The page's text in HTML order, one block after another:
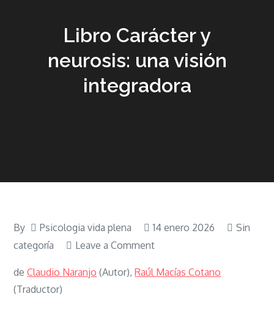
Libro Carácter y
neurosis: una visión
integradora
By Psicologia vida plena 14 enero 2026
Sin
categoría
Leave a Commenton
Carácter
deClaudio Naranjo (Autor),Raúl Macías Cotano
(Traductor)